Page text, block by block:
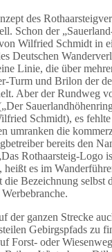
des
Schon der
Wilfried Schmidt in
Deutschen
Linie, die über
Turm und Brilon der
Aber der Rundweg
Schmidt), es
umranken die
bereits den
Rothaarsteig-Logo
heißt es im
Bezeichnung selbst
der ganzen Strecke
Gebirgspfads zu
Forst- oder